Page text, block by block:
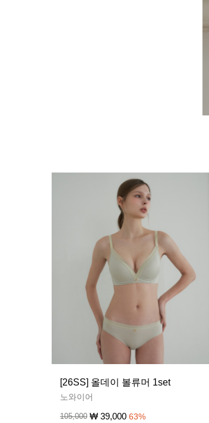
[26SS] 올데이 볼류머 1set
노와이어
105,000 ₩ 39,000 63%